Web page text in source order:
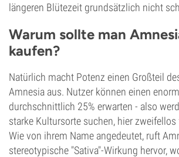
längeren Blütezeit grundsätzlich nicht
Warum sollte man
kaufen?
Natürlich macht Potenz einen Großteil
Amnesia aus. Nutzer können einen
durchschnittlich 25% erwarten - also
starke Kultursorte suchen, hier
Wie von ihrem Name angedeutet, ruft
stereotypische "Sativa"-Wirkung hervor,